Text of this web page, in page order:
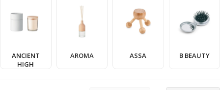
ANCIENT
HIGH
AROMA ASSA B BEAUTY